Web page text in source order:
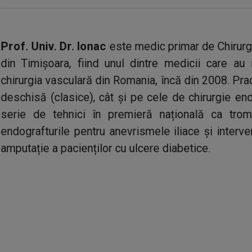
Prof. Univ. Dr. Ionac este medic primar de
din Timișoara, fiind unul dintre medicii care
chirurgia vasculară din Romania, încă din 2008.
deschisă (clasice), cât și pe cele de chirurgie
serie de tehnici în premieră națională ca
endografturile pentru anevrismele iliace și
amputație a pacienților cu ulcere diabetice.